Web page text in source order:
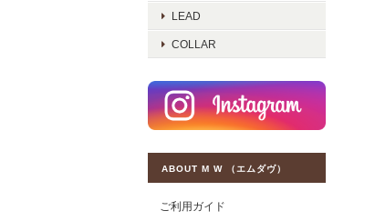
LEAD
COLLAR
ABOUT M W （エムダヴ）
ご利用ガイド